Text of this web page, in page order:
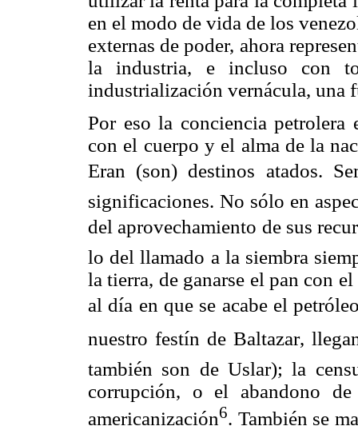
en el modo de vida de los
externas de poder, ahora
la industria, e incluso con
industrialización vernácula, una
Por eso la conciencia
con el cuerpo y el alma de la
Eran (son) destinos atados.
significaciones. No sólo en
del aprovechamiento de sus
lo del llamado a la siembra
la tierra, de ganarse el pan con
al día en que se acabe el
nuestro festín de Baltazar,
también son de Uslar); la
corrupción, o el abandono
americanización6. También se